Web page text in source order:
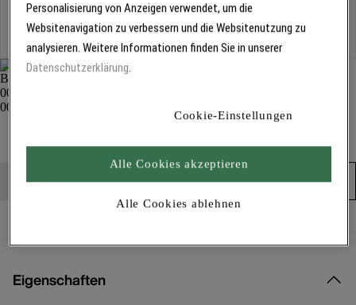
Kostenlose Lieferung
Für Lieferzeiten bitteanmelden
Absauggerät, Nachrüstset 3694
Produkt in den Warenkorb
Eigenschaften
Personalisierung von Anzeigen verwendet, um die
Websitenavigation zu verbessern und die Websitenutzung zu
analysieren. Weitere Informationen finden Sie in unserer
Datenschutzerklärung.
Cookie-Einstellungen
Alle Cookies ablehnen
Alle Cookies akzeptieren